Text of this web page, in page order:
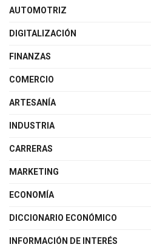
AUTOMOTRIZ
DIGITALIZACIÓN
FINANZAS
COMERCIO
ARTESANÍA
INDUSTRIA
CARRERAS
MARKETING
ECONOMÍA
DICCIONARIO ECONÓMICO
INFORMACIÓN DE INTERÉS